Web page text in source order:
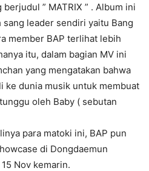
” MATRIX ” . Album ini
leader sendiri yaitu Bang
member BAP terlihat lebih
itu, dalam bagian MV ini
yang mengatakan bahwa
ke dunia musik untuk membuat
oleh Baby ( sebutan
para matoki ini, BAP pun
di Dongdaemun
Nov kemarin.